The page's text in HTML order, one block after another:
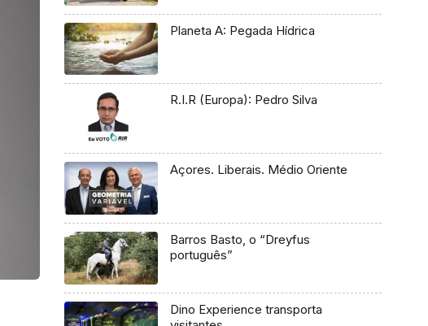
Planeta A: Pegada Hídrica
R.I.R (Europa): Pedro Silva
Açores. Liberais. Médio Oriente
Barros Basto, o “Dreyfus
português”
Dino Experience transporta